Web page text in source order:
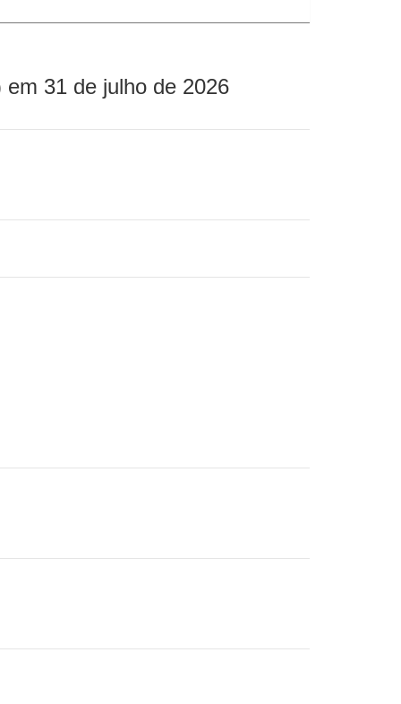
31 de julho de 2026